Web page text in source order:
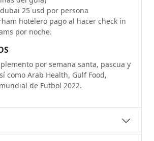
25 usd por persona
hotelero pago al hacer check in
por noche.
por semana santa, pascua y
como Arab Health, Gulf Food,
de Futbol 2022.